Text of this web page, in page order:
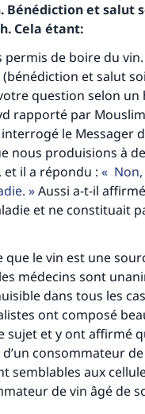
Bénédiction et salut
Cela étant:
permis de boire du vin.
(bénédiction et salut
question selon un
rapporté par
interrogé le Messager
nous produisions à
il a répondu :
Non,
Aussi a-t-il
et ne constituait
que le vin est une
médecins sont
dans tous les
ont composé
sujet et y ont affirmé
consommateur
semblables aux
de vin âgé de
dans la
personnes grâce